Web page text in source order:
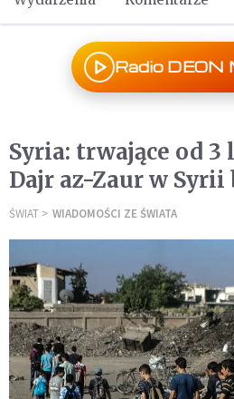
Radio DEON
Syria: trwające od 3
Dajr az-Zaur w
ŚWIAT WIADOMOŚCI ZE ŚWIATA